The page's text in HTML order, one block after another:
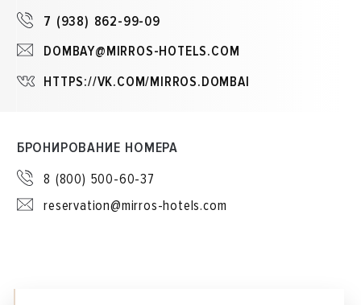
7 (938) 862-99-09
DOMBAY@MIRROS-HOTELS.COM
HTTPS://VK.COM/MIRROS.DOMBAI
БРОНИРОВАНИЕ НОМЕРА
8 (800) 500-60-37
reservation@mirros-hotels.com